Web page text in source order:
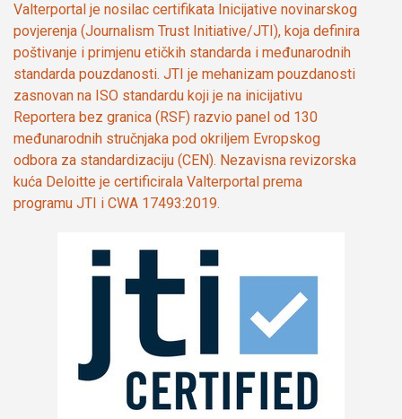
Valterportal je nosilac certifikata Inicijative novinarskog
povjerenja (Journalism Trust Initiative/JTI), koja definira
poštivanje i primjenu etičkih standarda i međunarodnih
standarda pouzdanosti. JTI je mehanizam pouzdanosti
zasnovan na ISO standardu koji je na inicijativu
Reportera bez granica (RSF) razvio panel od 130
međunarodnih stručnjaka pod okriljem Evropskog
odbora za standardizaciju (CEN). Nezavisna revizorska
kuća Deloitte je certificirala Valterportal prema
programu JTI i CWA 17493:2019.